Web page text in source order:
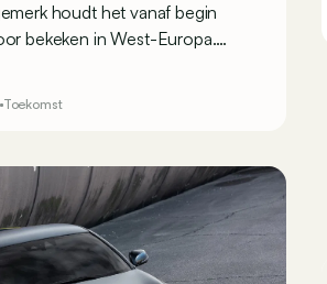
houdt het vanaf begin
bekeken in West-Europa.
Toekomst